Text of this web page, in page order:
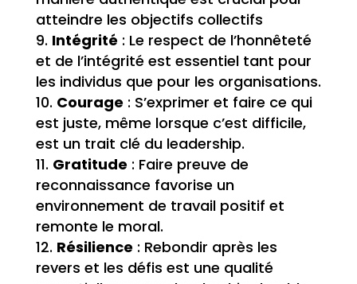
atteindre les objectifs collectifs
Intégrité : Le respect de l’honnêteté
et de l’intégrité est essentiel tant pour
les individus que pour les organisations.
Courage : S’exprimer et faire ce qui
est juste, même lorsque c’est difficile,
est un trait clé du leadership.
Gratitude : Faire preuve de
reconnaissance favorise un
environnement de travail positif et
remonte le moral.
Résilience : Rebondir après les
revers et les défis est une qualité